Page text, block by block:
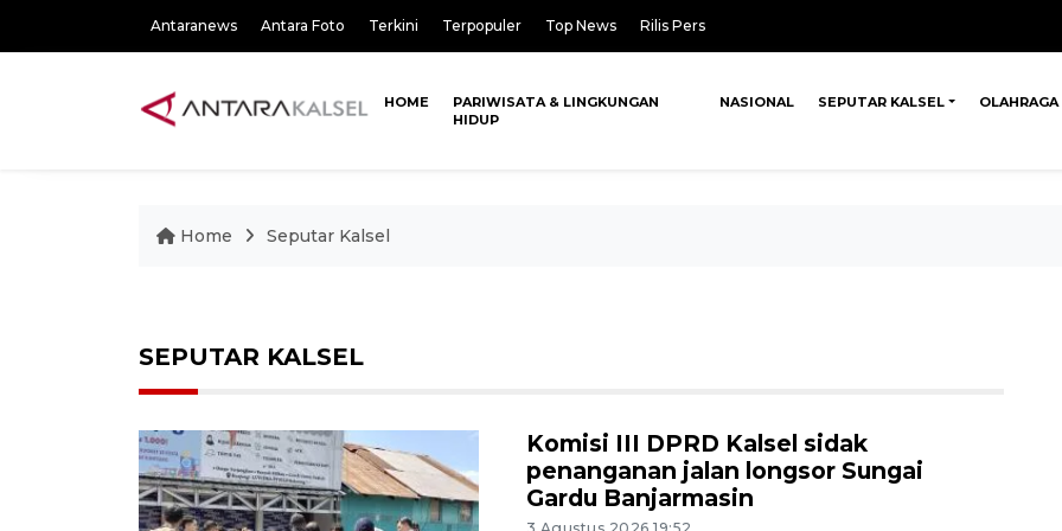
Antaranews Antara Foto Terkini Terpopuler Top News Rilis Pers
HOME
PARIWISATA & LINGKUNGAN
HIDUP
NASIONAL SEPUTAR KALSEL OLAHRAGA
Home Seputar Kalsel
SEPUTAR KALSEL
Komisi III DPRD Kalsel sidak
penanganan jalan longsor Sungai
Gardu Banjarmasin